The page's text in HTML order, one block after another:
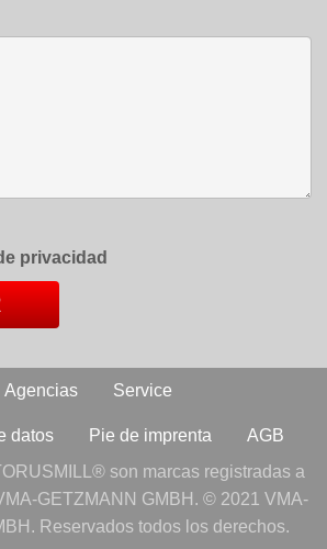
privacidad
Agencias Service
datos Pie de imprenta
AGB
son marcas registradas a
GETZMANN GMBH. © 2021 VMA-
Reservados todos los derechos.